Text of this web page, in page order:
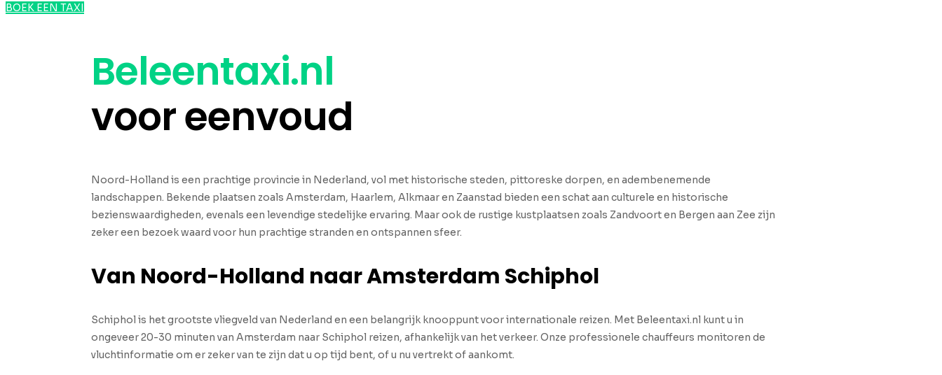
BOEK EEN TAXI
Beleentaxi.nl
voor eenvoud
Noord-Holland is een prachtige provincie in Nederland, vol met historische steden, pittoreske dorpen, en adembenemende
landschappen. Bekende plaatsen zoals Amsterdam, Haarlem, Alkmaar en Zaanstad bieden een schat aan culturele en historische
bezienswaardigheden, evenals een levendige stedelijke ervaring. Maar ook de rustige kustplaatsen zoals Zandvoort en Bergen aan Zee zijn
zeker een bezoek waard voor hun prachtige stranden en ontspannen sfeer.
Van Noord-Holland naar Amsterdam Schiphol
Schiphol is het grootste vliegveld van Nederland en een belangrijk knooppunt voor internationale reizen. Met Beleentaxi.nl kunt u in
ongeveer 20-30 minuten van Amsterdam naar Schiphol reizen, afhankelijk van het verkeer. Onze professionele chauffeurs monitoren de
vluchtinformatie om er zeker van te zijn dat u op tijd bent, of u nu vertrekt of aankomt.